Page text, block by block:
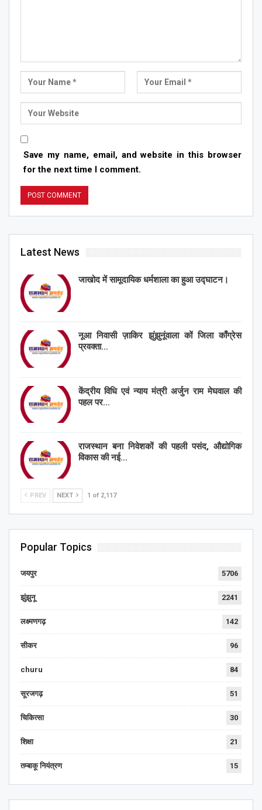
Save my name, email, and website in this browser
for the next time I comment.
Latest News
जाखोद में सामूदायिक धर्मशाला का हुआ उद्घाटन।
नूआ निवासी ज़ाकिर झुंझुनूंवाला कों जिला काँग्रेस
प्रवक्ता…
केंद्रीय विधि एवं न्याय मंत्री अर्जुन राम मेघवाल की
पहल पर…
राजस्थान बना निवेशकों की पहली पसंद, औद्योगिक
विकास की नई…
PREV NEXT 1 of 2,117
Popular Topics
जयपुर 5706
झुंझुनू 2241
लक्ष्मणगढ़ 142
सीकर 96
churu 84
सूरजगढ़ 51
चिकित्सा 30
शिक्षा 21
तम्बाकू नियंत्रण 15